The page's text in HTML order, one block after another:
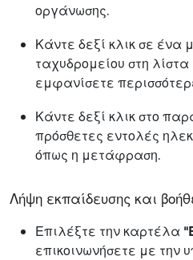
οργάνωσης.
Κάντε δεξί κλικ σε ένα
ταχυδρομείου στη
εμφανίσετε
Κάντε δεξί κλικ στο
πρόσθετες εντολές
όπως η μετάφραση.
Λήψη εκπαίδευσης και
Επιλέξτε την καρτέλα
επικοινωνήσετε με την